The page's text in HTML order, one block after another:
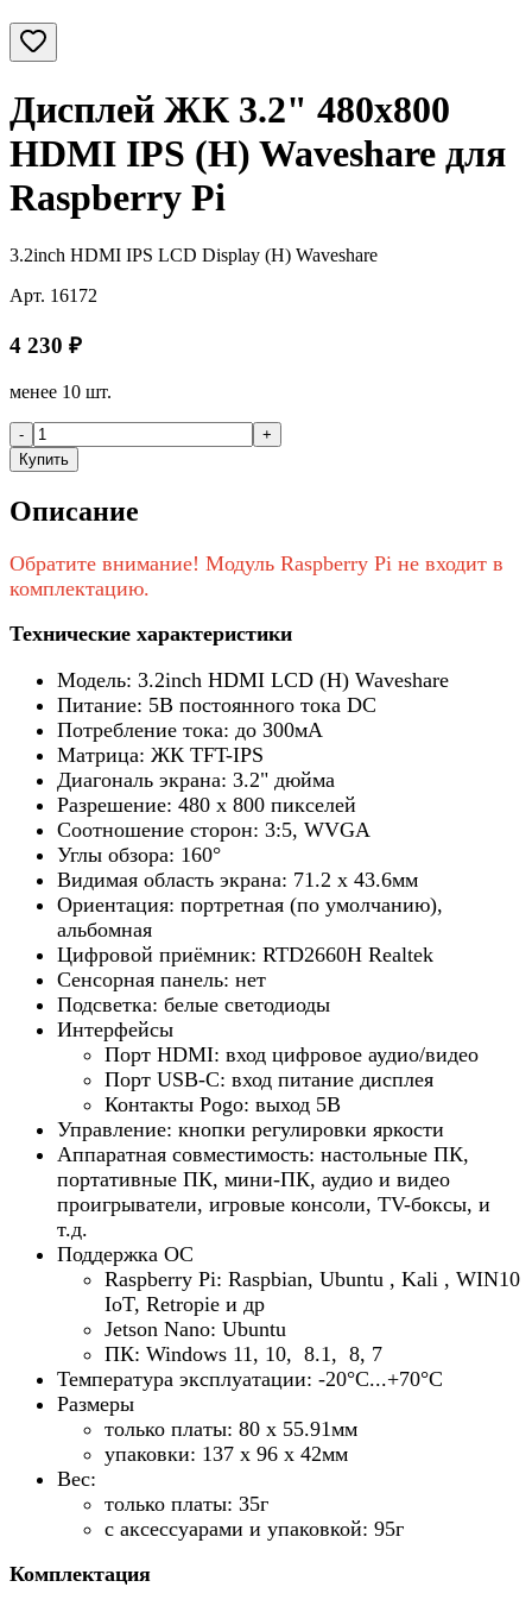
Дисплей ЖК 3.2" 480х800
HDMI IPS (H) Waveshare для
Raspberry Pi
3.2inch HDMI IPS LCD Display (H) Waveshare
Арт. 16172
4 230 ₽
менее 10 шт.
-
+
Купить
Описание
Обратите внимание! Модуль Raspberry Pi не входит в
комплектацию.
Технические характеристики
Модель: 3.2inch HDMI LCD (H) Waveshare
Питание: 5В постоянного тока DC
Потребление тока: до 300мА
Матрица: ЖК TFT-IPS
Диагональ экрана: 3.2" дюйма
Разрешение: 480 х 800 пикселей
Соотношение сторон: 3:5, WVGA
Углы обзора: 160°
Видимая область экрана: 71.2 х 43.6мм
Ориентация: портретная (по умолчанию),
альбомная
Цифровой приёмник: RTD2660H Realtek
Сенсорная панель: нет
Подсветка: белые светодиоды
Интерфейсы
Порт HDMI: вход цифровое аудио/видео
Порт USB-C: вход питание дисплея
Контакты Pogo: выход 5В
Управление: кнопки регулировки яркости
Аппаратная совместимость: настольные ПК,
портативные ПК, мини-ПК, аудио и видео
проигрыватели, игровые консоли, TV-боксы, и
т.д.
Поддержка ОС
Raspberry Pi: Raspbian, Ubuntu , Kali , WIN10
IoT, Retropie и др
Jetson Nano: Ubuntu
ПК: Windows 11, 10, 8.1, 8, 7
Температура эксплуатации: -20°С...+70°С
Размеры
только платы: 80 х 55.91мм
упаковки: 137 х 96 х 42мм
Вес:
только платы: 35г
с аксессуарами и упаковкой: 95г
Комплектация